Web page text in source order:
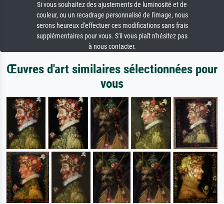
Si vous souhaitez des ajustements de luminosité et de
couleur, ou un recadrage personnalisé de l'image, nous
serons heureux d'effectuer ces modifications sans frais
supplémentaires pour vous. S'il vous plaît n'hésitez pas
à nous contacter.
Œuvres d'art similaires sélectionnées pour
vous